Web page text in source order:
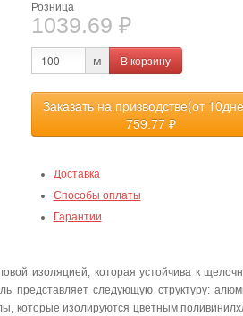
Розница
1039.69 ₽
м В корзину
Заказать на призводстве(от
759.77 ₽
Доставка
Способы оплаты
Гарантии
изоляцией, которая устойчива к
представляет следующую структуру:
которые изолируются цветным